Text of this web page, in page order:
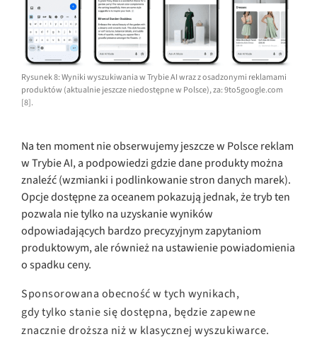
Rysunek 8: Wyniki wyszukiwania w Trybie AI wraz z osadzonymi reklamami
produktów (aktualnie jeszcze niedostępne w Polsce), za: 9to5google.com
[8].
Na ten moment nie obserwujemy jeszcze w Polsce reklam
w Trybie AI, a podpowiedzi gdzie dane produkty można
znaleźć (wzmianki i podlinkowanie stron danych marek).
Opcje dostępne za oceanem pokazują jednak, że tryb ten
pozwala nie tylko na uzyskanie wyników
odpowiadających bardzo precyzyjnym zapytaniom
produktowym, ale również na ustawienie powiadomienia
o spadku ceny.
Sponsorowana obecność w tych wynikach,
gdy tylko stanie się dostępna, będzie zapewne
znacznie droższa niż w klasycznej wyszukiwarce.